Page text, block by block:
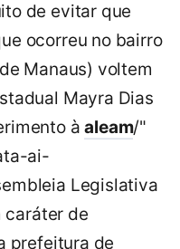
de evitar que
ocorreu no bairro
Manaus) voltem
Mayra Dias
àaleam/"
ai-
Legislativa
caráter de
prefeitura de